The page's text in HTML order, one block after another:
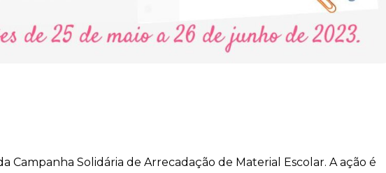
Campanha Solidária de Arrecadação de Material Escolar. A ação é